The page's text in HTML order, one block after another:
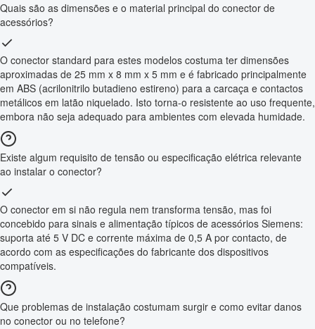
Quais são as dimensões e o material principal do conector de
acessórios?
O conector standard para estes modelos costuma ter dimensões
aproximadas de 25 mm x 8 mm x 5 mm e é fabricado principalmente
em ABS (acrilonitrilo butadieno estireno) para a carcaça e contactos
metálicos em latão niquelado. Isto torna-o resistente ao uso frequente,
embora não seja adequado para ambientes com elevada humidade.
Existe algum requisito de tensão ou especificação elétrica relevante
ao instalar o conector?
O conector em si não regula nem transforma tensão, mas foi
concebido para sinais e alimentação típicos de acessórios Siemens:
suporta até 5 V DC e corrente máxima de 0,5 A por contacto, de
acordo com as especificações do fabricante dos dispositivos
compatíveis.
Que problemas de instalação costumam surgir e como evitar danos
no conector ou no telefone?